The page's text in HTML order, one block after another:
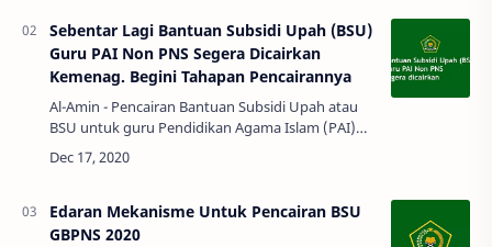
Sebentar Lagi Bantuan Subsidi Upah (BSU)
Guru PAI Non PNS Segera Dicairkan
Kemenag. Begini Tahapan Pencairannya
Al-Amin - Pencairan Bantuan Subsidi Upah atau
BSU untuk guru Pendidikan Agama Islam (PAI)
Non PNS disekolah umum masih terus diproses.
Direktur PAI Rahmat Mulyana meng…
Edaran Mekanisme Untuk Pencairan BSU
GBPNS 2020